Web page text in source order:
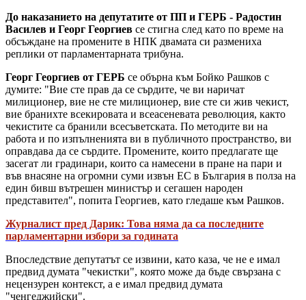
До наказанието на депутатите от ПП и ГЕРБ - Радостин
Василев и Георг Георгиев се стигна след като по време на
обсъждане на промените в НПК двамата си размениха
реплики от парламентарната трибуна.
Георг Георгиев от ГЕРБ се обърна към Бойко Рашков с
думите: "Вие сте прав да се сърдите, че ви наричат
милиционер, вие не сте милиционер, вие сте си жив чекист,
вие бранихте всекировата и всеасеневата революция, както
чекистите са бранили всесъветската. По методите ви на
работа и по изпълненията ви в публичното пространство, ви
оправдава да се сърдите. Промените, които предлагате ще
засегат ли градинари, които са намесени в пране на пари и
във внасяне на огромни суми извън ЕС в България в полза на
един бивш вътрешен министър и сегашен народен
представител", попита Георгиев, като гледаше към Рашков.
Журналист пред Дарик: Това няма да са последните
парламентарни избори за годината
Впоследствие депутатът се извини, като каза, че не е имал
предвид думата "чекистки", която може да бъде свързана с
нецензурен контекст, а е имал предвид думата
"ченгеджийски".